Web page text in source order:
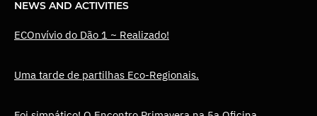
NEWS AND ACTIVITIES
ECOnvívio do Dão 1 ~ Realizado!
Uma tarde de partilhas Eco-Regionais.